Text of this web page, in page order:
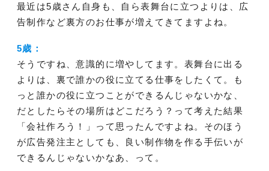
最近は5歳さん自身も、自ら表舞台に立つよりは、広
告制作など裏方のお仕事が増えてきてますよね。
5歳：
そうですね、意識的に増やしてます。表舞台に出る
よりは、裏で誰かの役に立てる仕事をしたくて。も
っと誰かの役に立つことができるんじゃないかな、
だとしたらその場所はどこだろう？って考えた結果
「会社作ろう！」って思ったんですよね。そのほう
が広告発注主としても、良い制作物を作る手伝いが
できるんじゃないかなあ、って。